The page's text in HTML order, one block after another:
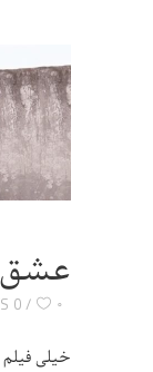
0 COMMENTS ۰
خیلی